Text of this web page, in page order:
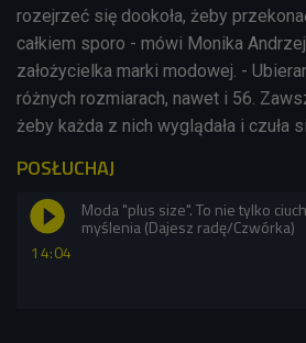
rozejrzeć się dookoła, żeby
całkiem sporo - mówi Monika
założycielka marki modowej. -
różnych rozmiarach, nawet i 56.
żeby każda z nich wyglądała i czuła
POSŁUCHAJ
14:04
Moda "plus size". To nie tylko
myślenia (Dajesz radę/Czwórka)